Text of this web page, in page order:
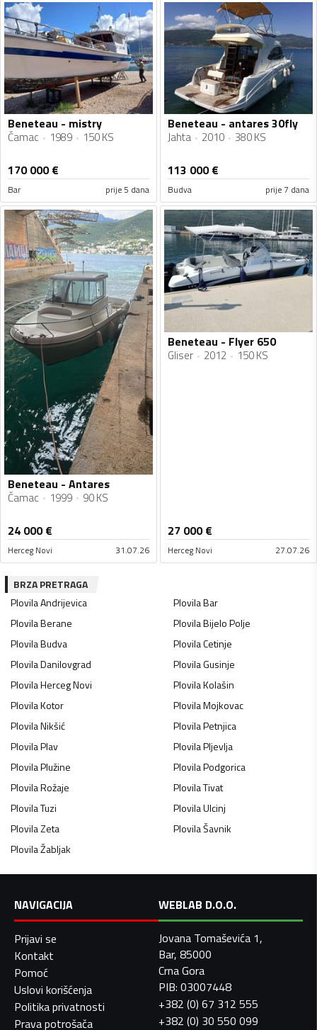
Beneteau - mistry
Čamac 1989 150 KS
170 000€
Bar prije 5 dana
Beneteau - antares 30fly
Jahta 2010 380 KS
113 000€
Budva prije 7 dana
Beneteau - Antares
Čamac 1999 90 KS
24 000€
Herceg Novi 31.07.26
Beneteau - Flyer 650
Gliser 2012 150 KS
27 000€
Herceg Novi 27.07.26
BRZA PRETRAGA
PlovilaAndrijevica PlovilaBar
PlovilaBerane PlovilaBijelo Polje
PlovilaBudva PlovilaCetinje
PlovilaDanilovgrad PlovilaGusinje
PlovilaHerceg Novi PlovilaKolašin
PlovilaKotor PlovilaMojkovac
PlovilaNikšić PlovilaPetnjica
PlovilaPlav PlovilaPljevlja
PlovilaPlužine PlovilaPodgorica
PlovilaRožaje PlovilaTivat
PlovilaTuzi PlovilaUlcinj
PlovilaZeta PlovilaŠavnik
PlovilaŽabljak
NAVIGACIJA
Prijavi se
Kontakt
Pomoć
Uslovi korišćenja
Politika privatnosti
Prava potrošača
WEBLAB D.O.O.
Jovana Tomaševića 1,
Bar, 85000
Crna Gora
PIB: 03007448
+382 (0) 67 312 555
+382 (0) 30 550 099